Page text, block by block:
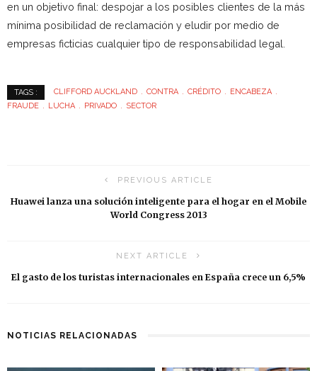
en un objetivo final: despojar a los posibles clientes de la más
mínima posibilidad de reclamación y eludir por medio de
empresas ficticias cualquier tipo de responsabilidad legal.
TAGS : CLIFFORD AUCKLAND CONTRA CRÉDITO
ENCABEZA
FRAUDE
LUCHA PRIVADO SECTOR
PREVIOUS ARTICLE
Huawei lanza una solución inteligente para el hogar en el Mobile
World Congress 2013
NEXT ARTICLE
El gasto de los turistas internacionales en España crece un 6,5%
NOTICIAS RELACIONADAS